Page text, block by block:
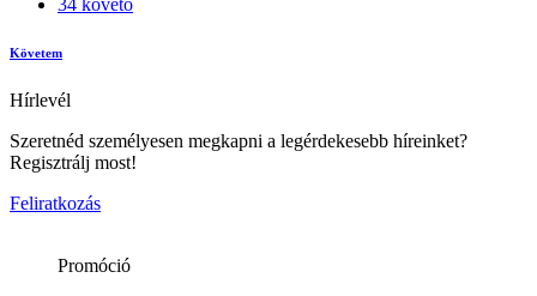
34 követő
Követem
Hírlevél
Szeretnéd személyesen megkapni a legérdekesebb híreinket?
Regisztrálj most!
Feliratkozás
Promóció